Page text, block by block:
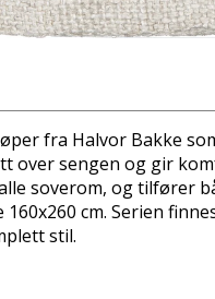
fra Halvor Bakke
over sengen og gir
soverom, og tilfører
cm. Serien
stil.